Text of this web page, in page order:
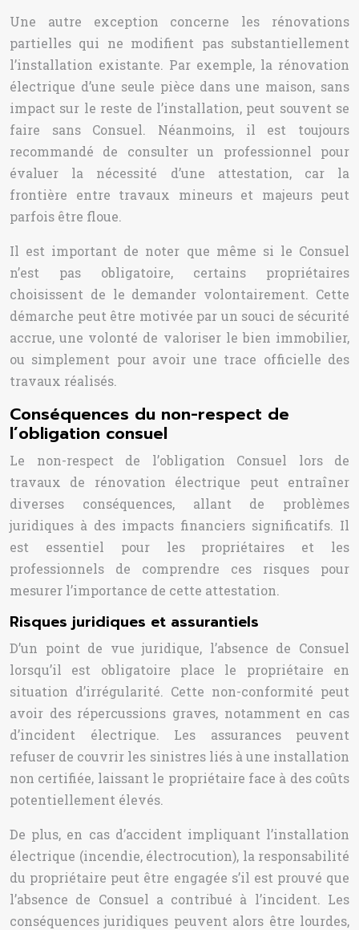
Une autre exception concerne les rénovations
partielles qui ne modifient pas substantiellement
l’installation existante. Par exemple, la rénovation
électrique d’une seule pièce dans une maison, sans
impact sur le reste de l’installation, peut souvent se
faire sans Consuel. Néanmoins, il est toujours
recommandé de consulter un professionnel pour
évaluer la nécessité d’une attestation, car la
frontière entre travaux mineurs et majeurs peut
parfois être floue.
Il est important de noter que même si le Consuel
n’est pas obligatoire, certains propriétaires
choisissent de le demander volontairement. Cette
démarche peut être motivée par un souci de sécurité
accrue, une volonté de valoriser le bien immobilier,
ou simplement pour avoir une trace officielle des
travaux réalisés.
Conséquences du non-respect de
l’obligation consuel
Le non-respect de l’obligation Consuel lors de
travaux de rénovation électrique peut entraîner
diverses conséquences, allant de problèmes
juridiques à des impacts financiers significatifs. Il
est essentiel pour les propriétaires et les
professionnels de comprendre ces risques pour
mesurer l’importance de cette attestation.
Risques juridiques et assurantiels
D’un point de vue juridique, l’absence de Consuel
lorsqu’il est obligatoire place le propriétaire en
situation d’irrégularité. Cette non-conformité peut
avoir des répercussions graves, notamment en cas
d’incident électrique. Les assurances peuvent
refuser de couvrir les sinistres liés à une installation
non certifiée, laissant le propriétaire face à des coûts
potentiellement élevés.
De plus, en cas d’accident impliquant l’installation
électrique (incendie, électrocution), la responsabilité
du propriétaire peut être engagée s’il est prouvé que
l’absence de Consuel a contribué à l’incident. Les
conséquences juridiques peuvent alors être lourdes,